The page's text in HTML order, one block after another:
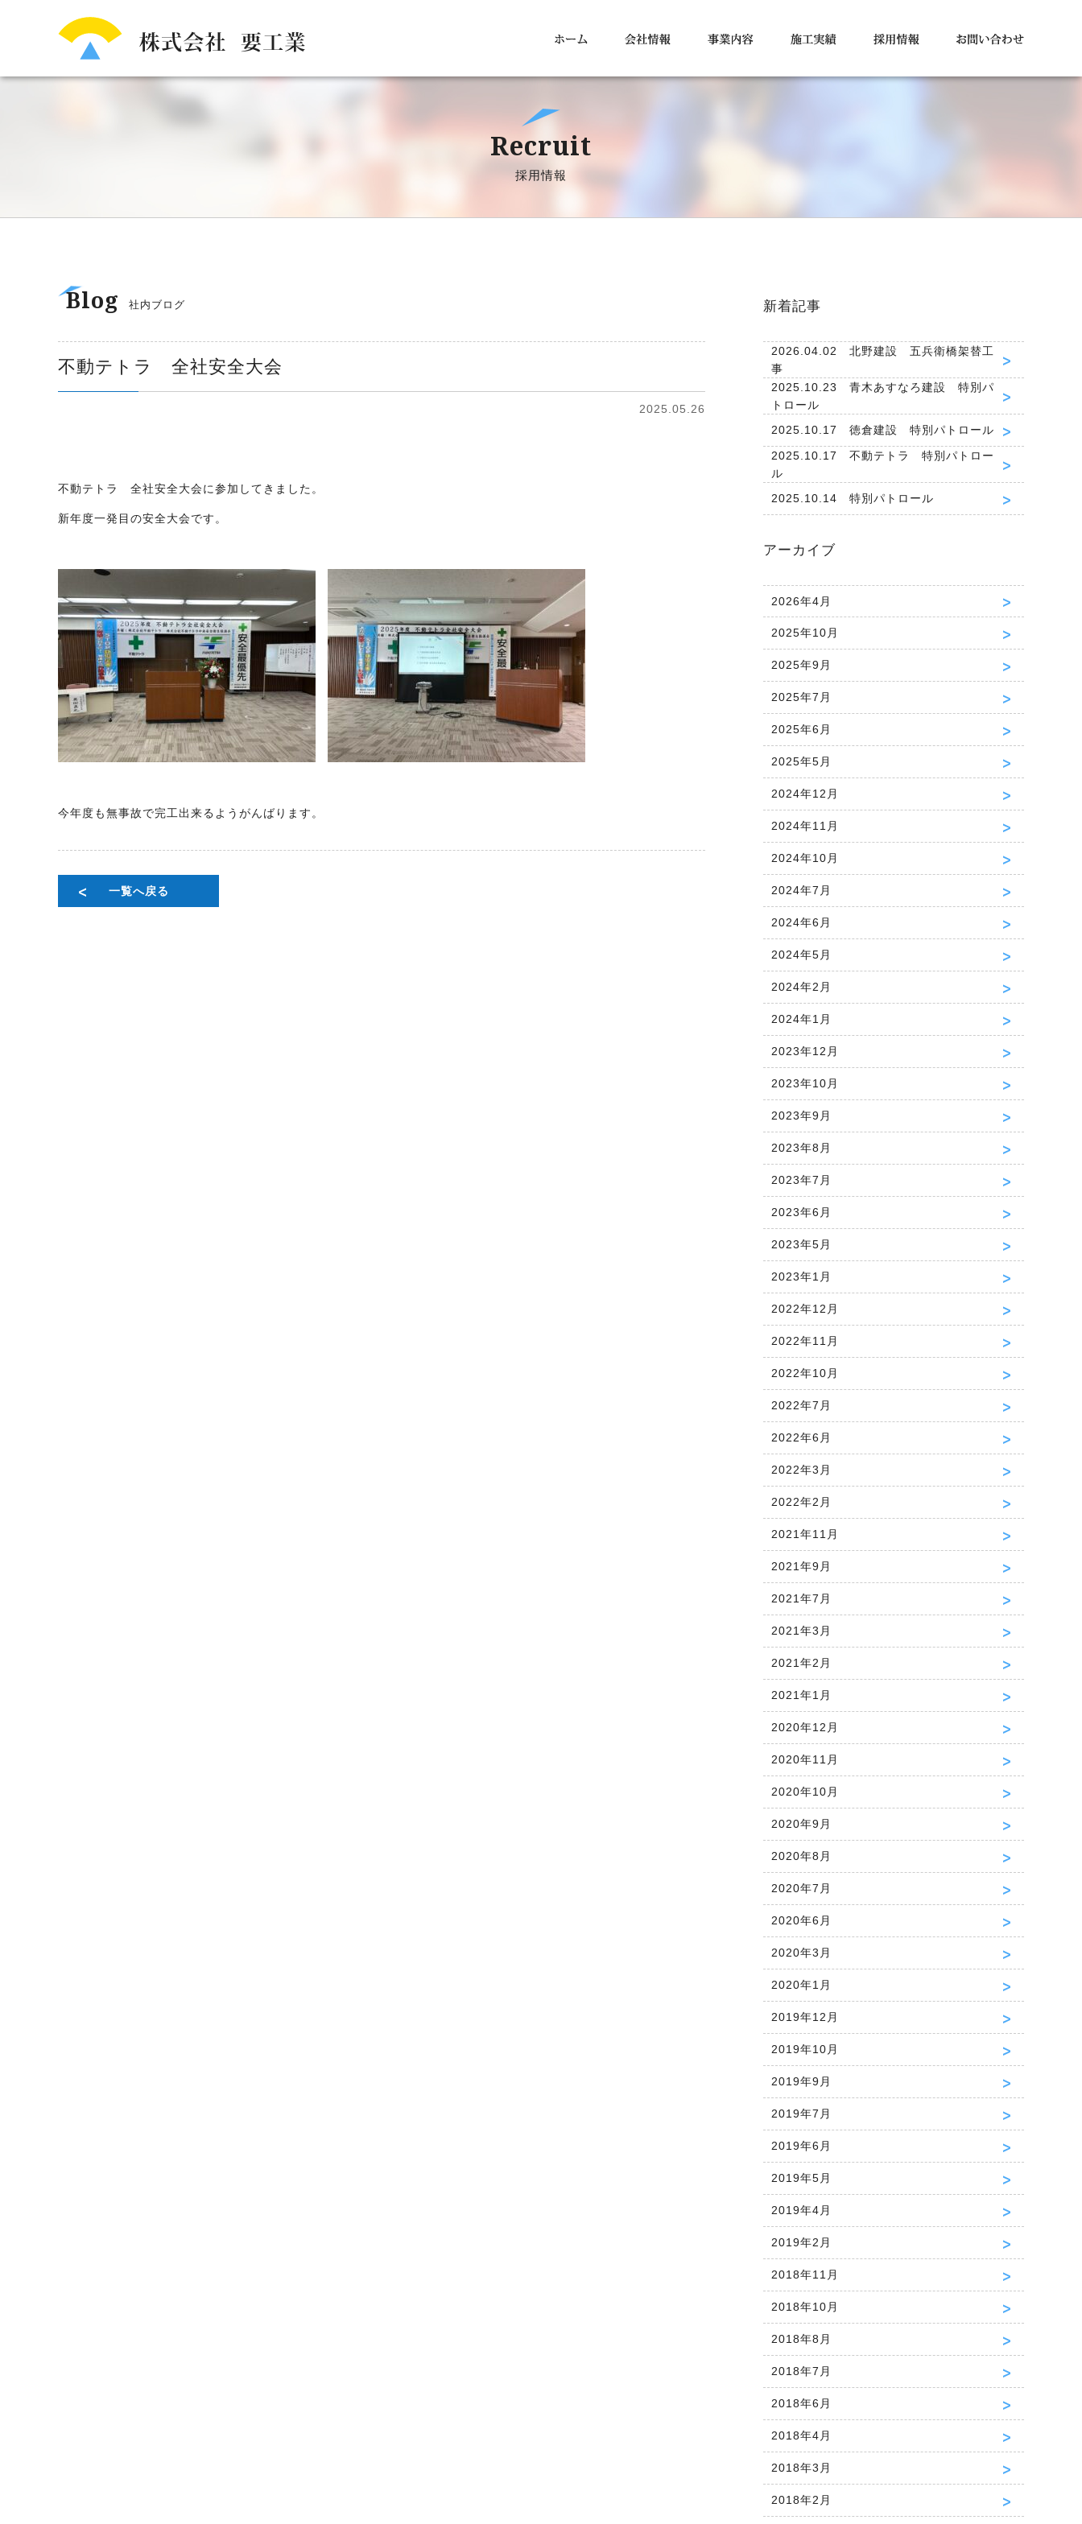
Recruit
採用情報
Blog 社内ブログ
不動テトラ 全社安全大会
2025.05.26
不動テトラ 全社安全大会に参加してきました。
新年度一発目の安全大会です。
今年度も無事故で完工出来るようがんばります。
一覧へ戻る
新着記事
2026.04.02 北野建設 五兵衛橋架替工
事
2025.10.23 青木あすなろ建設 特別パ
トロール
2025.10.17 徳倉建設 特別パトロール
2025.10.17 不動テトラ 特別パトロー
ル
2025.10.14 特別パトロール
アーカイブ
2026年4月
2025年10月
2025年9月
2025年7月
2025年6月
2025年5月
2024年12月
2024年11月
2024年10月
2024年7月
2024年6月
2024年5月
2024年2月
2024年1月
2023年12月
2023年10月
2023年9月
2023年8月
2023年7月
2023年6月
2023年5月
2023年1月
2022年12月
2022年11月
2022年10月
2022年7月
2022年6月
2022年3月
2022年2月
2021年11月
2021年9月
2021年7月
2021年3月
2021年2月
2021年1月
2020年12月
2020年11月
2020年10月
2020年9月
2020年8月
2020年7月
2020年6月
2020年3月
2020年1月
2019年12月
2019年10月
2019年9月
2019年7月
2019年6月
2019年5月
2019年4月
2019年2月
2018年11月
2018年10月
2018年8月
2018年7月
2018年6月
2018年4月
2018年3月
2018年2月